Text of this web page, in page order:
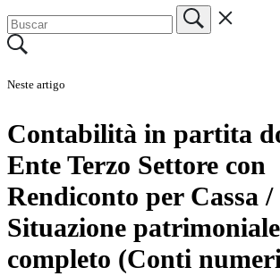
Neste artigo
Contabilità in partita
Ente Terzo Settore con
Rendiconto per Cassa /
Situazione
completo (Conti